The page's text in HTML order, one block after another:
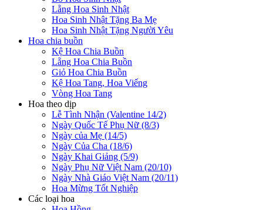
Lẵng Hoa Sinh Nhật
Hoa Sinh Nhật Tặng Ba Mẹ
Hoa Sinh Nhật Tặng Người Yêu
Hoa chia buồn
Kệ Hoa Chia Buồn
Lẵng Hoa Chia Buồn
Giỏ Hoa Chia Buồn
Kệ Hoa Tang, Hoa Viếng
Vòng Hoa Tang
Hoa theo dịp
Lễ Tình Nhận (Valentine 14/2)
Ngày Quốc Tế Phụ Nữ (8/3)
Ngày của Mẹ (14/5)
Ngày Của Cha (18/6)
Ngày Khai Giảng (5/9)
Ngày Phụ Nữ Việt Nam (20/10)
Ngày Nhà Giáo Việt Nam (20/11)
Hoa Mừng Tốt Nghiệp
Các loại hoa